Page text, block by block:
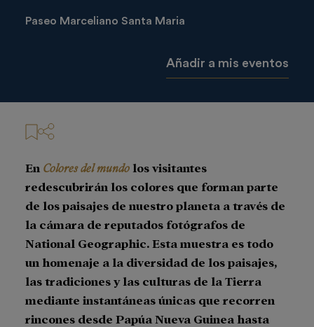
Paseo Marceliano Santa Maria
Añadir a mis eventos
En Colores del mundo los visitantes
redescubrirán los colores que forman parte
de los paisajes de nuestro planeta a través de
la cámara de reputados fotógrafos de
National Geographic. Esta muestra es todo
un homenaje a la diversidad de los paisajes,
las tradiciones y las culturas de la Tierra
mediante instantáneas únicas que recorren
rincones desde Papúa Nueva Guinea hasta